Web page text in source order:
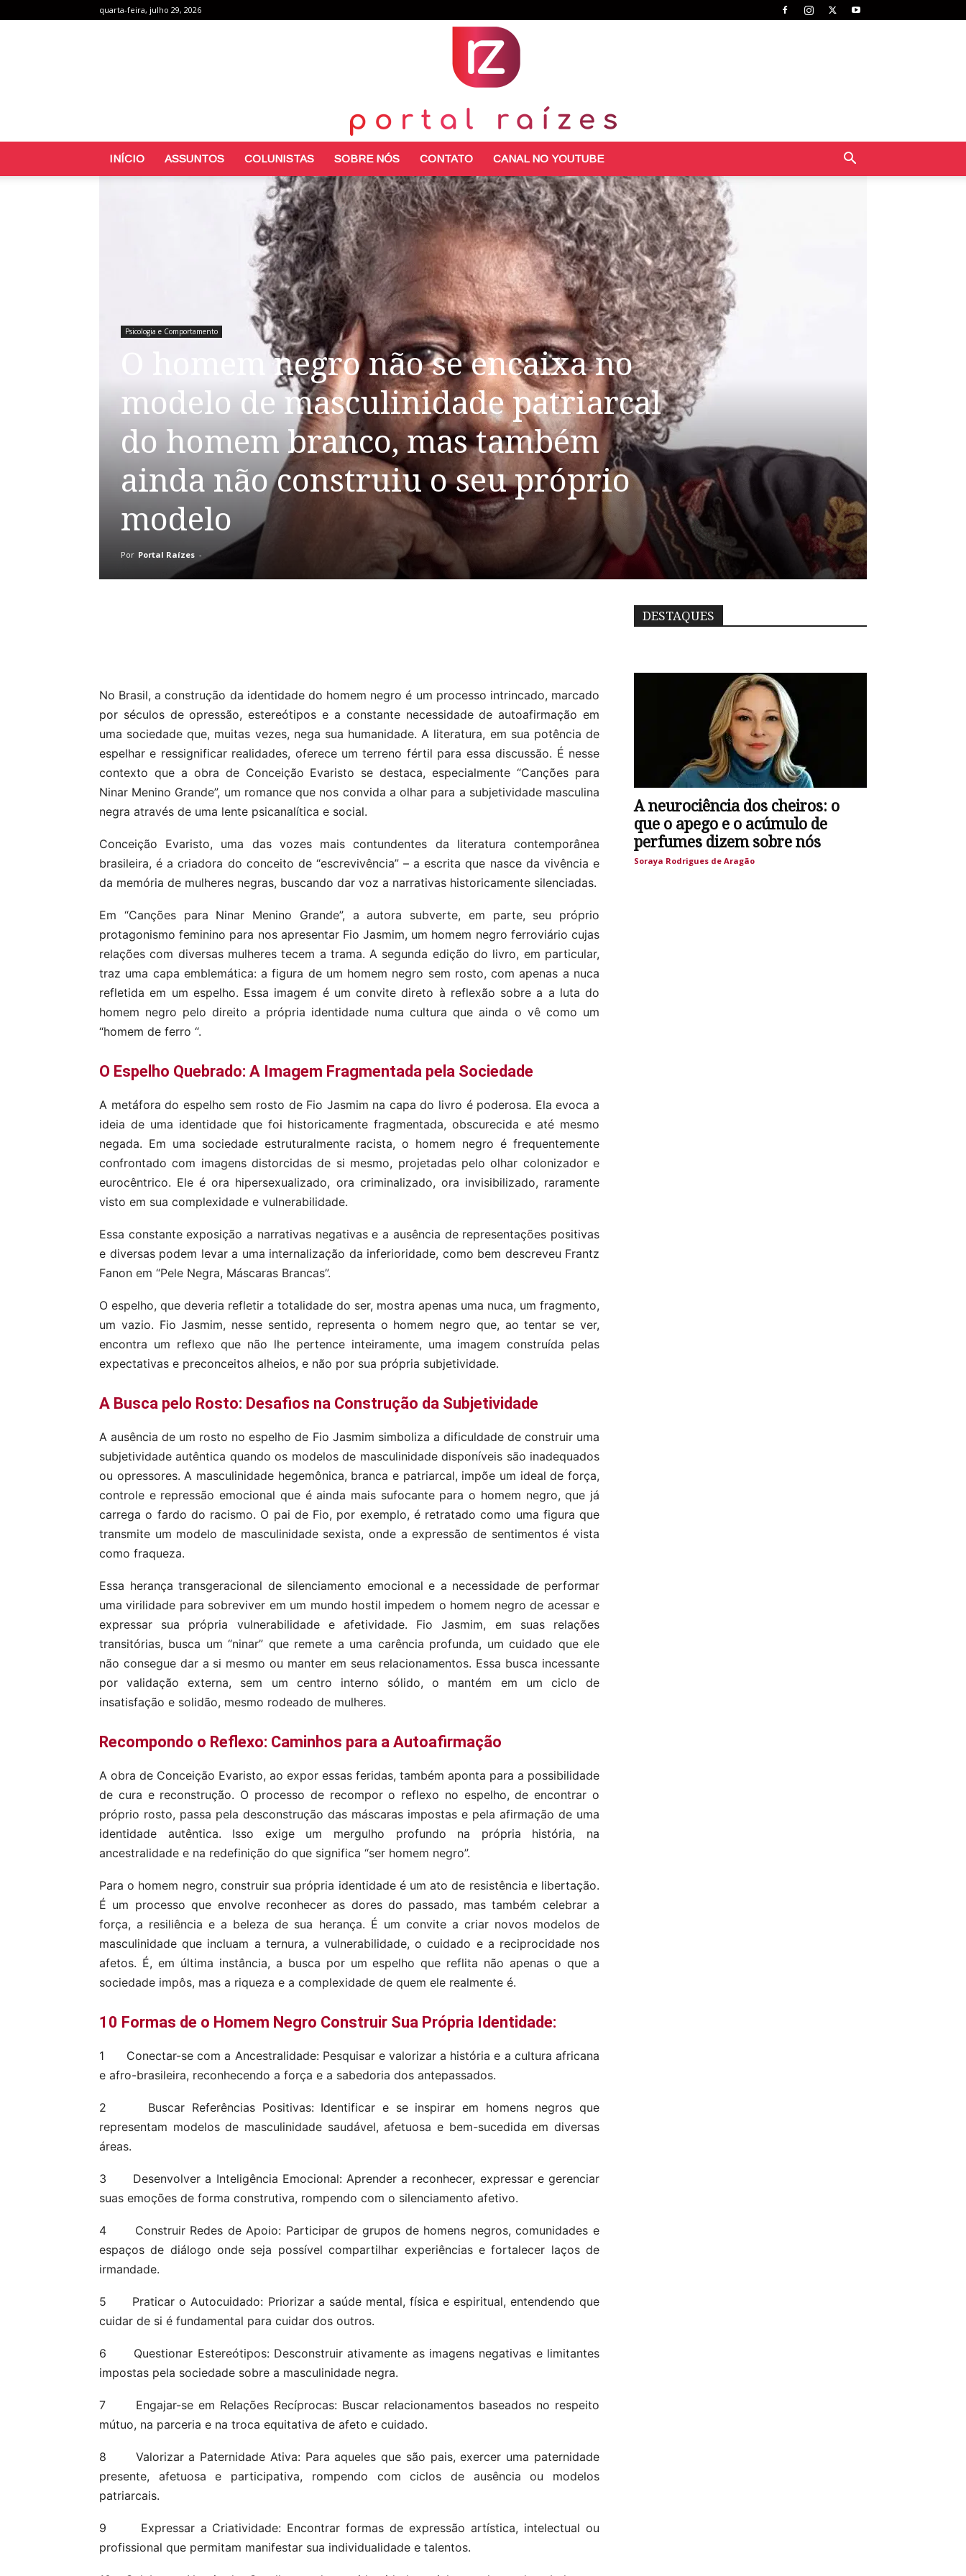
quarta-feira, julho 29, 2026
Portal
Raízes
INÍCIO ASSUNTOS COLUNISTAS SOBRE NÓS CONTATO CANAL NO YOUTUBE
Psicologia e Comportamento
O homem negro não se encaixa no
modelo de masculinidade patriarcal
do homem branco, mas também
ainda não construiu o seu próprio
modelo
Por Portal Raízes -
No Brasil, a construção da identidade do homem negro é um processo intrincado, marcado
por séculos de opressão, estereótipos e a constante necessidade de autoafirmação em
uma sociedade que, muitas vezes, nega sua humanidade. A literatura, em sua potência de
espelhar e ressignificar realidades, oferece um terreno fértil para essa discussão. É nesse
contexto que a obra de Conceição Evaristo se destaca, especialmente “Canções para
Ninar Menino Grande”, um romance que nos convida a olhar para a subjetividade masculina
negra através de uma lente psicanalítica e social.
Conceição Evaristo, uma das vozes mais contundentes da literatura contemporânea
brasileira, é a criadora do conceito de “escrevivência” – a escrita que nasce da vivência e
da memória de mulheres negras, buscando dar voz a narrativas historicamente silenciadas.
Em “Canções para Ninar Menino Grande”, a autora subverte, em parte, seu próprio
protagonismo feminino para nos apresentar Fio Jasmim, um homem negro ferroviário cujas
relações com diversas mulheres tecem a trama. A segunda edição do livro, em particular,
traz uma capa emblemática: a figura de um homem negro sem rosto, com apenas a nuca
refletida em um espelho. Essa imagem é um convite direto à reflexão sobre a a luta do
homem negro pelo direito a própria identidade numa cultura que ainda o vê como um
“homem de ferro “.
O Espelho Quebrado: A Imagem Fragmentada pela Sociedade
A metáfora do espelho sem rosto de Fio Jasmim na capa do livro é poderosa. Ela evoca a
ideia de uma identidade que foi historicamente fragmentada, obscurecida e até mesmo
negada. Em uma sociedade estruturalmente racista, o homem negro é frequentemente
confrontado com imagens distorcidas de si mesmo, projetadas pelo olhar colonizador e
eurocêntrico. Ele é ora hipersexualizado, ora criminalizado, ora invisibilizado, raramente
visto em sua complexidade e vulnerabilidade.
Essa constante exposição a narrativas negativas e a ausência de representações positivas
e diversas podem levar a uma internalização da inferioridade, como bem descreveu Frantz
Fanon em “Pele Negra, Máscaras Brancas”.
O espelho, que deveria refletir a totalidade do ser, mostra apenas uma nuca, um fragmento,
um vazio. Fio Jasmim, nesse sentido, representa o homem negro que, ao tentar se ver,
encontra um reflexo que não lhe pertence inteiramente, uma imagem construída pelas
expectativas e preconceitos alheios, e não por sua própria subjetividade.
A Busca pelo Rosto: Desafios na Construção da Subjetividade
A ausência de um rosto no espelho de Fio Jasmim simboliza a dificuldade de construir uma
subjetividade autêntica quando os modelos de masculinidade disponíveis são inadequados
ou opressores. A masculinidade hegemônica, branca e patriarcal, impõe um ideal de força,
controle e repressão emocional que é ainda mais sufocante para o homem negro, que já
carrega o fardo do racismo. O pai de Fio, por exemplo, é retratado como uma figura que
transmite um modelo de masculinidade sexista, onde a expressão de sentimentos é vista
como fraqueza.
Essa herança transgeracional de silenciamento emocional e a necessidade de performar
uma virilidade para sobreviver em um mundo hostil impedem o homem negro de acessar e
expressar sua própria vulnerabilidade e afetividade. Fio Jasmim, em suas relações
transitórias, busca um “ninar” que remete a uma carência profunda, um cuidado que ele
não consegue dar a si mesmo ou manter em seus relacionamentos. Essa busca incessante
por validação externa, sem um centro interno sólido, o mantém em um ciclo de
insatisfação e solidão, mesmo rodeado de mulheres.
Recompondo o Reflexo: Caminhos para a Autoafirmação
A obra de Conceição Evaristo, ao expor essas feridas, também aponta para a possibilidade
de cura e reconstrução. O processo de recompor o reflexo no espelho, de encontrar o
próprio rosto, passa pela desconstrução das máscaras impostas e pela afirmação de uma
identidade autêntica. Isso exige um mergulho profundo na própria história, na
ancestralidade e na redefinição do que significa “ser homem negro”.
Para o homem negro, construir sua própria identidade é um ato de resistência e libertação.
É um processo que envolve reconhecer as dores do passado, mas também celebrar a
força, a resiliência e a beleza de sua herança. É um convite a criar novos modelos de
masculinidade que incluam a ternura, a vulnerabilidade, o cuidado e a reciprocidade nos
afetos. É, em última instância, a busca por um espelho que reflita não apenas o que a
sociedade impôs, mas a riqueza e a complexidade de quem ele realmente é.
10 Formas de o Homem Negro Construir Sua Própria Identidade:
1 Conectar-se com a Ancestralidade: Pesquisar e valorizar a história e a cultura africana
e afro-brasileira, reconhecendo a força e a sabedoria dos antepassados.
2 Buscar Referências Positivas: Identificar e se inspirar em homens negros que
representam modelos de masculinidade saudável, afetuosa e bem-sucedida em diversas
áreas.
3 Desenvolver a Inteligência Emocional: Aprender a reconhecer, expressar e gerenciar
suas emoções de forma construtiva, rompendo com o silenciamento afetivo.
4 Construir Redes de Apoio: Participar de grupos de homens negros, comunidades e
espaços de diálogo onde seja possível compartilhar experiências e fortalecer laços de
irmandade.
5 Praticar o Autocuidado: Priorizar a saúde mental, física e espiritual, entendendo que
cuidar de si é fundamental para cuidar dos outros.
6 Questionar Estereótipos: Desconstruir ativamente as imagens negativas e limitantes
impostas pela sociedade sobre a masculinidade negra.
7 Engajar-se em Relações Recíprocas: Buscar relacionamentos baseados no respeito
mútuo, na parceria e na troca equitativa de afeto e cuidado.
8 Valorizar a Paternidade Ativa: Para aqueles que são pais, exercer uma paternidade
presente, afetuosa e participativa, rompendo com ciclos de ausência ou modelos
patriarcais.
9 Expressar a Criatividade: Encontrar formas de expressão artística, intelectual ou
profissional que permitam manifestar sua individualidade e talentos.
DESTAQUES
A neurociência dos cheiros: o
que o apego e o acúmulo de
perfumes dizem sobre nós
Soraya Rodrigues de Aragão